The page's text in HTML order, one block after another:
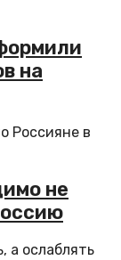
на
Россияне в
не
а ослаблять